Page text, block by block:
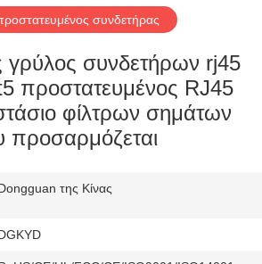
συνδετήρας
γρύλος συνδετήρων rj45
προστατευμένος RJ45
φίλτρων σημάτων
προσαρμόζεται
της Κίνας